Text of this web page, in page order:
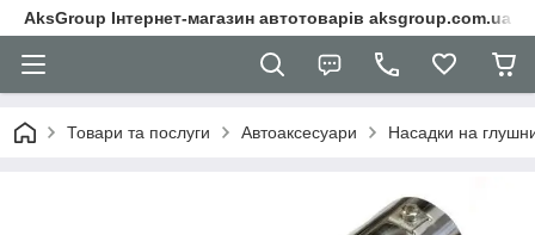
AksGroup Інтернет-магазин автотоварів aksgroup.com.ua
Товари та послуги Автоаксесуари Насадки на